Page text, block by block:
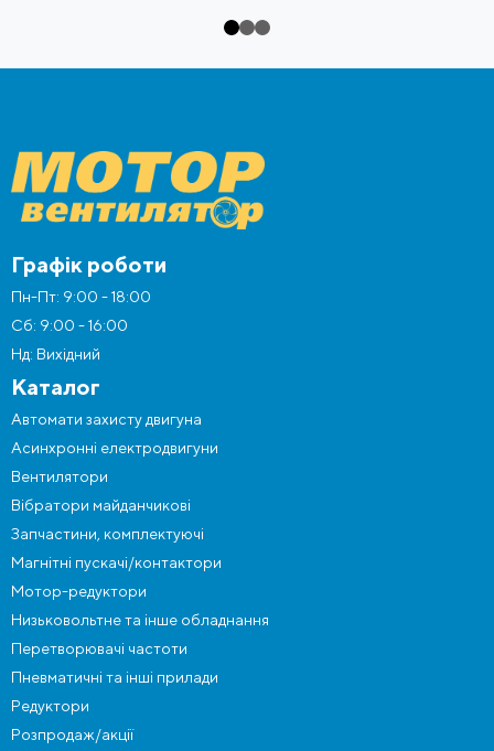
Графік роботи
Пн-Пт: 9:00 - 18:00
Сб: 9:00 - 16:00
Нд: Вихідний
Каталог
Автомати захисту двигуна
Асинхронні електродвигуни
Вентилятори
Вібратори майданчикові
Запчастини, комплектуючі
Магнітні пускачі/контактори
Мотор-редуктори
Низьковольтне та інше обладнання
Перетворювачі частоти
Пневматичні та інші прилади
Редуктори
Розпродаж/акції